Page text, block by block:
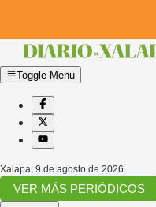
Toggle Menu
Xalapa, 9 de agosto de 2026
VER MÁS PERIÓDICOS